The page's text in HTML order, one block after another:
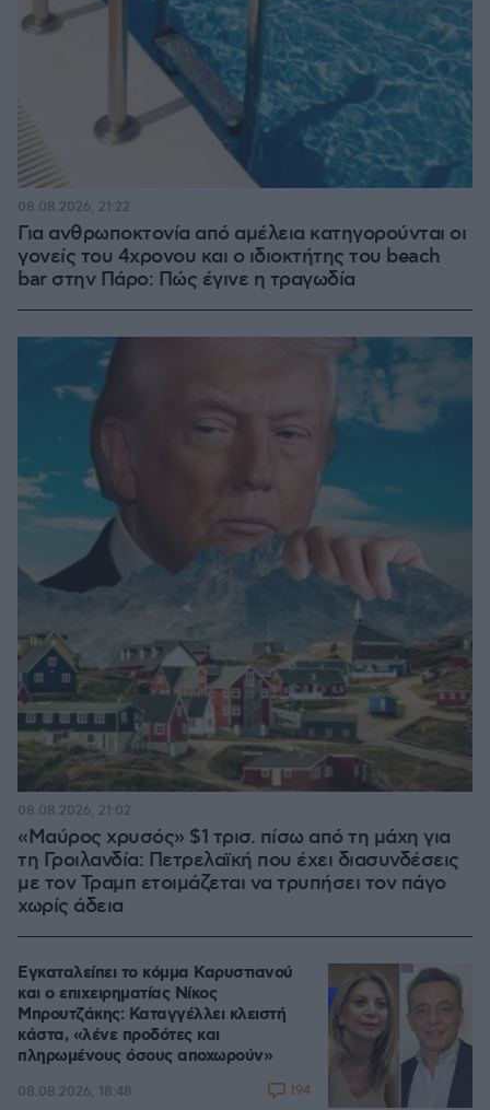
Για ανθρωποκτονία από αμέλεια κατηγορούνται οι
γονείς του 4χρονου και ο ιδιοκτήτης του beach
bar στην Πάρο: Πώς έγινε η τραγωδία
08.08.2026, 21:22
«Μαύρος χρυσός» $1 τρισ. πίσω από τη μάχη για
τη Γροιλανδία: Πετρελαϊκή που έχει διασυνδέσεις
με τον Τραμπ ετοιμάζεται να τρυπήσει τον πάγο
χωρίς άδεια
08.08.2026, 21:02
Εγκαταλείπει το κόμμα Καρυστιανού
και ο επιχειρηματίας Νίκος
Μπρουτζάκης: Καταγγέλλει κλειστή
κάστα, «λένε προδότες και
πληρωμένους όσους αποχωρούν»
08.08.2026, 18:48 194